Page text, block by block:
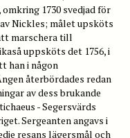
1730 svedjad för
Nickles; målet upsköts
marschera till
uppsköts det 1756, i
han i någon
återbördades redan
av dess brukande
- Segersvärds
Sergeanten angavs i
resans lägersmål och